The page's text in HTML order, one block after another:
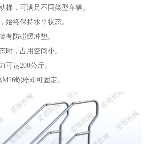
梯，可满足不同类型车辆。
始终保持水平状态。
有防碰缓冲垫。
时，占用空间小。
可达200公斤。
螺栓即可固定。